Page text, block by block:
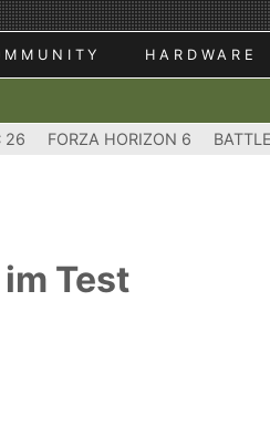
HARDWARE
26 FORZA HORIZON 6
Test